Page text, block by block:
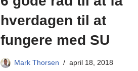
hverdagen til at
fungere med SU
Mark Thorsen april 18, 2018